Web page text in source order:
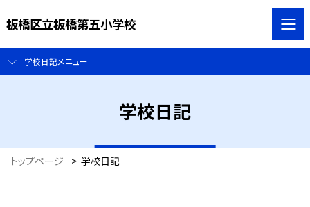
板橋区立板橋第五小学校
学校日記メニュー
学校日記
トップページ > 学校日記